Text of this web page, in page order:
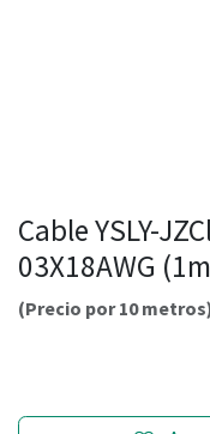
Cable YSLY-
03X18AWG
(Precio por 10